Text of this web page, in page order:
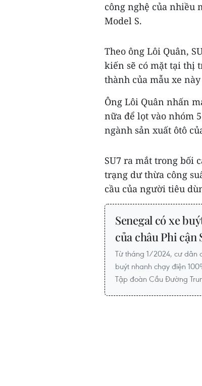
công nghệ của nhiều
Model S.
Theo ông Lôi Quân,
kiến sẽ có mặt tại thị
thành của mẫu xe
Ông Lôi Quân nhấn
nữa để lọt vào nhóm
ngành sản xuất ôtô
SU7 ra mắt trong bối
trạng dư thừa công
cầu của người tiêu
Senegal có xe
của châu Phi cận
Từ tháng 1/2024, cư dân
buýt nhanh chạy điện
Tập đoàn Cầu Đường